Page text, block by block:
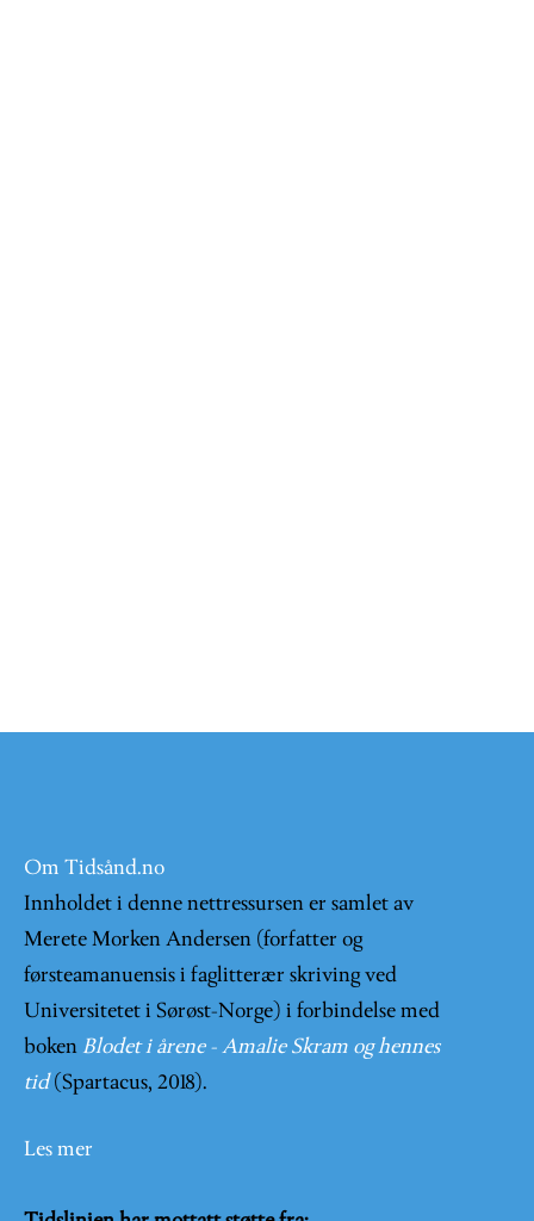
Om Tidsånd.no
Innholdet i denne nettressursen er samlet av
Merete Morken Andersen (forfatter og
førsteamanuensis i faglitterær skriving ved
Universitetet i Sørøst-Norge) i forbindelse med
boken Blodet i årene - Amalie Skram og hennes
tid (Spartacus, 2018).
Les mer